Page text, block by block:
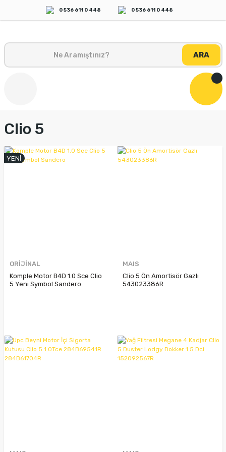
0 536 611 0 448 0 536 611 0 448
ARA
Clio 5
YENİ
ORİJİNAL
Komple Motor B4D 1.0 Sce Clio
5 Yeni Symbol Sandero
MAIS
Clio 5 Ön Amortisör Gazlı
543023386R